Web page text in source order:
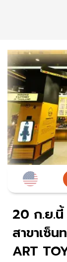
20 ก.ย.นี้
สาขาเซ็
ART